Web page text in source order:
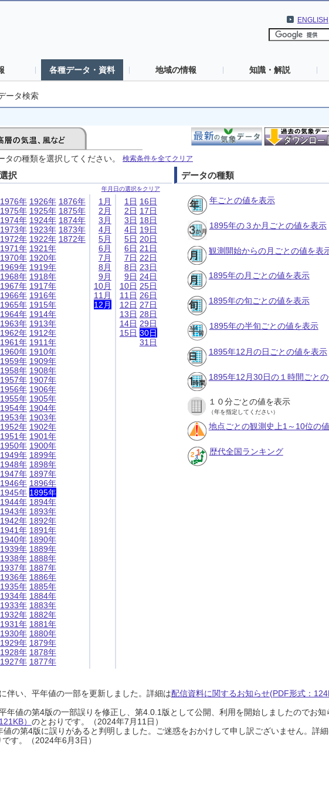
ENGLISH
各種データ・資料 地域の情報 知識・解説
ータ検索
の種類を選択してください。 検索条件を全てクリア
択
年月日の選択をクリア
1976年
1975年
1974年
1973年
1972年
1971年
1970年
1969年
1968年
1967年
1966年
1965年
1964年
1963年
1962年
1961年
1960年
1959年
1958年
1957年
1956年
1955年
1954年
1953年
1952年
1951年
1950年
1949年
1948年
1947年
1946年
1945年
1944年
1943年
1942年
1941年
1940年
1939年
1938年
1937年
1936年
1935年
1934年
1933年
1932年
1931年
1930年
1929年
1928年
1927年
1926年
1925年
1924年
1923年
1922年
1921年
1920年
1919年
1918年
1917年
1916年
1915年
1914年
1913年
1912年
1911年
1910年
1909年
1908年
1907年
1906年
1905年
1904年
1903年
1902年
1901年
1900年
1899年
1898年
1897年
1896年
1895年
1894年
1893年
1892年
1891年
1890年
1889年
1888年
1887年
1886年
1885年
1884年
1883年
1882年
1881年
1880年
1879年
1878年
1877年
1876年
1875年
1874年
1873年
1872年
1月
2月
3月
4月
5月
6月
7月
8月
9月
10月
11月
12月
1日
2日
3日
4日
5日
6日
7日
8日
9日
10日
11日
12日
13日
14日
15日
16日
17日
18日
19日
20日
21日
22日
23日
24日
25日
26日
27日
28日
29日
30日
31日
データの種類
年ごとの値を表示
1895年の３か月ごとの値を表示
観測開始からの月ごとの値を表
1895年の月ごとの値を表示
1895年の旬ごとの値を表示
1895年の半旬ごとの値を表示
1895年12月の日ごとの値を表示
1895年12月30日の１時間ごと
１０分ごとの値を表示
（年を指定してください）
地点ごとの観測史上1～10位の値
歴代全国ランキング
伴い、平年値の一部を更新しました。詳細は配信資料に関するお知らせ(PDF形式：
年値の第4版の一部誤りを修正し、第4.0.1版として公開、利用を開始しましたのでお知
） のとおりです。（2024年7月11日）
の第4版に誤りがあると判明しました。ご迷惑をおかけして申し訳ございません。詳
す。（2024年6月3日）